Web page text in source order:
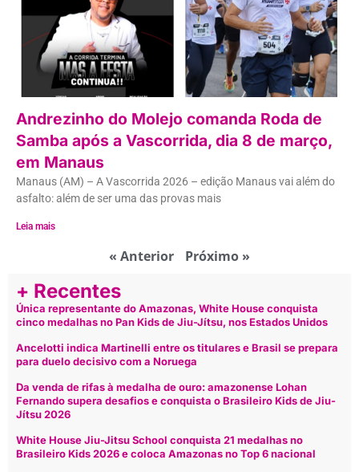
Andrezinho do Molejo comanda Roda de
Samba após a Vascorrida, dia 8 de março,
em Manaus
Manaus (AM) – A Vascorrida 2026 – edição Manaus vai além do
asfalto: além de ser uma das provas mais
Leia mais
« Anterior Próximo »
+ Recentes
Única representante do Amazonas, White House conquista
cinco medalhas no Pan Kids de Jiu-Jítsu, nos Estados Unidos
Ancelotti indica Martinelli entre os titulares e Brasil se prepara
para duelo decisivo com a Noruega
Da venda de rifas à medalha de ouro: amazonense Lohan
Fernando supera desafios e conquista o Brasileiro Kids de Jiu-
Jítsu 2026
White House Jiu-Jitsu School conquista 21 medalhas no
Brasileiro Kids 2026 e coloca Amazonas no Top 6 nacional